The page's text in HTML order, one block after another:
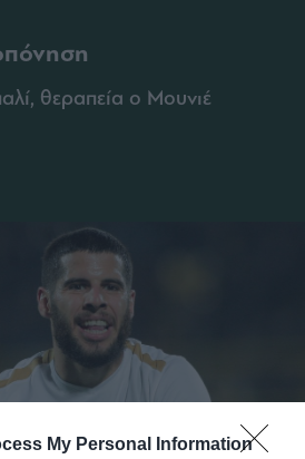
My Personal Information
θεραπεία ο Μουνιέ